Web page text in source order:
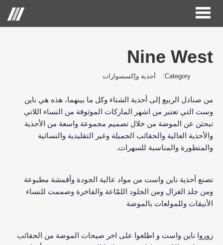
Toggle
Menu
الصفحة الرئيسية
حول الحكير لأزياء التجزئة
العلامات التجارية
علاقات المستثمر
مركز الاعلام
اتصل بنا
Nine West
Category: أحذية وإكسسوارات
من صنادل الربيع إلى أحذية الشتاء وكل ما بينهما، هذه هي ناين
وست التي تعتبر من اشهر الماركات الموثوقة من النساء اللاتي
تبحثن عن الموضة من خلال تصميم مجموعة واسعة من الأحذية
والأحذية العالية والحقائب الجميلة وغير التقليدية والنسائية
والمتطورة والمناسبة للسهرات.
تصنع أحذية ناين واست من مواد عالية الجودة وأقمشة مطبوعة
ومن جلد الغزال ومن الجلود اللمّاعة والفاخرة وصممت للنساء
الأنيقات وللمولعات بالموضة
زوروا ناين واست و اطلعوا على اخر صيحات الموضة من الحقائب